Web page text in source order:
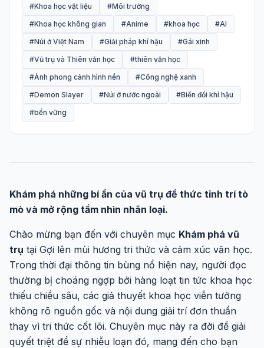
#Khoa học vật liệu
#Môi trường
#Khoa học không gian
#Anime #khoa học
#AI
#Núi ở Việt Nam
#Giải pháp khí hậu
#Gái xinh
#Vũ trụ và Thiên văn học
#thiên văn học
#Ảnh phong cảnh hình nền
#Công nghệ xanh
#Demon Slayer
#Núi ở nước ngoài
#Biến đổi khí hậu
#bền vững
Khám phá những bí ẩn của vũ trụ để thức tỉnh trí tò
mò và mở rộng tầm nhìn nhân loại.
Chào mừng bạn đến với chuyên mục Khám phá vũ
trụ tại Gợi lên mùi hương tri thức và cảm xúc văn học.
Trong thời đại thông tin bùng nổ hiện nay, người đọc
thường bị choáng ngợp bởi hàng loạt tin tức khoa học
thiếu chiều sâu, các giả thuyết khoa học viễn tưởng
không rõ nguồn gốc và nội dung giải trí đơn thuần
thay vì tri thức cốt lõi. Chuyên mục này ra đời để giải
quyết triệt để sự nhiễu loạn đó, mang đến cho bạn